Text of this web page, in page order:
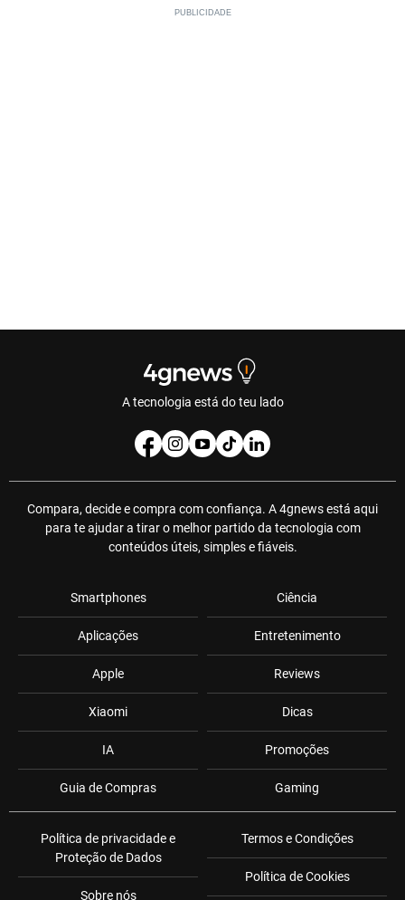
A tecnologia está do teu lado
Compara, decide e compra com confiança. A 4gnews está aqui
para te ajudar a tirar o melhor partido da tecnologia com
conteúdos úteis, simples e fiáveis.
Smartphones
Aplicações
Apple
Xiaomi
IA
Guia de Compras
Ciência
Entretenimento
Reviews
Dicas
Promoções
Gaming
Política de privacidade e
Proteção de Dados
Sobre nós
Termos e Condições
Política de Cookies